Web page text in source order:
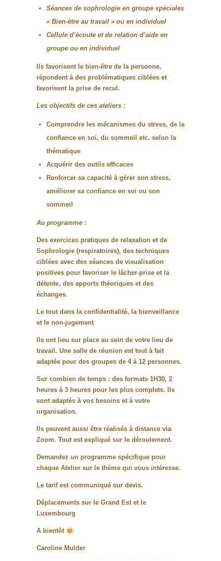
Séances de sophrologie en groupe spéciales
« Bien-être au travail » ou en individuel
Cellule d’écoute et de relation d’aide en
groupe ou en individuel
Ils favorisent le bien-être de la personne,
répondent à des problématiques ciblées et
favorisent la prise de recul.
Les objectifs de ces ateliers :
Comprendre les mécanismes du stress, de la
confiance en soi, du sommeil etc. selon la
thématique
Acquérir des outils efficaces
Renforcer sa capacité à gérer son stress,
améliorer sa confiance en soi ou son
sommeil
Au programme :
Des exercices pratiques de relaxation et de
Sophrologie (respiratoires), des techniques
ciblées avec des séances de visualisation
positives pour favoriser le lâcher-prise et la
détente, des apports théoriques et des
échanges.
Le tout dans la confidentialité, la bienveillance
et le non-jugement
Ils ont lieu sur place au sein de votre lieu de
travail. Une salle de réunion est tout à fait
adaptée pour des groupes de 4 à 12 personnes.
Sur combien de temps : des formats 1H30, 2
heures à 3 heures pour les plus complets. Ils
sont adaptés à vos besoins et à votre
organisation.
Ils peuvent aussi être réalisés à distance via
Zoom. Tout est expliqué sur le déroulement.
Demandez un programme spécifique pour
chaque Atelier sur le thème qui vous intéresse.
Le tarif est communiqué sur devis.
Déplacements sur le Grand Est et le
Luxembourg
A bientôt
Caroline Mulder